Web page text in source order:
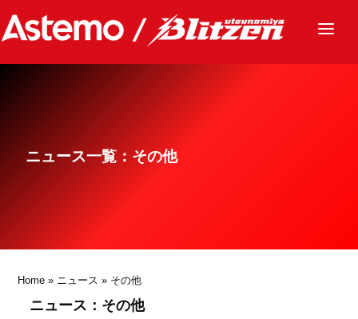
ニュース
グッズ
ニュース一覧：その他
Home » ニュース » その他
ニュース：その他